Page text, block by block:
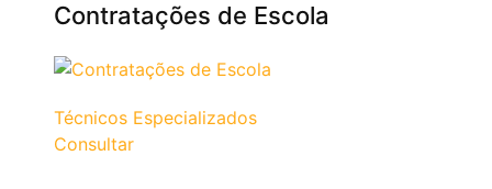
Contratações de Escola
Técnicos Especializados
Consultar